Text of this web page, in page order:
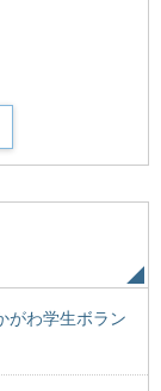
がわ学生ボラン